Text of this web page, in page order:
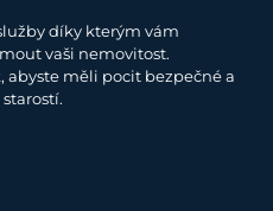
díky kterým vám
vaši nemovitost.
abyste měli pocit bezpečné a